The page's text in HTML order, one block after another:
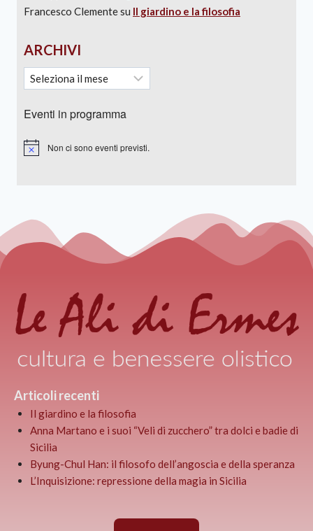
Francesco Clementesu Il giardino e la filosofia
ARCHIVI
Eventi in programma
Notice Non ci sono eventi previsti.
Articoli recenti
Il giardino e la filosofia
Anna Martano e i suoi “Veli di zucchero” tra dolci e badie di
Sicilia
Byung-Chul Han: il filosofo dell’angoscia e della speranza
L’Inquisizione: repressione della magia in Sicilia